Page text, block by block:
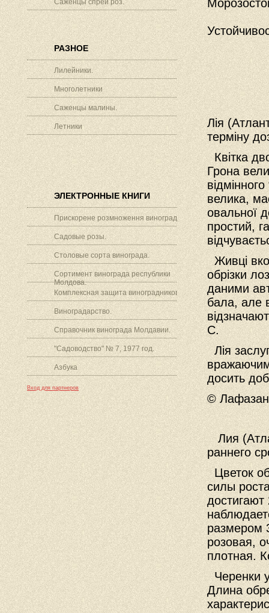
Саженцы спрей роз.
РАЗНОЕ
Лилейники.
Многолетники
Саженцы малины.
Летники
ЭЛЕКТРОННЫЕ КНИГИ
Прискорене розмноження винограду.
Садовые розы.
Столовые сорта винограда.
Сортимент винограда республики
Молдова.
Комплексная защита виноградников.
Виноградарство.
Справочник винограда Молдавии.
"Садоводство" № 7, 1977 год.
Азбука
Вход для партнеров
Лія
терміну
Квітка
Грона
велика,
овальної
простий,
Живці
обрізки
даними
бала, але
С.
Лія
досить
©
Лия
раннего
Цветок
силы
достигают
размером
розовая,
плотная.
Черенки
Длина